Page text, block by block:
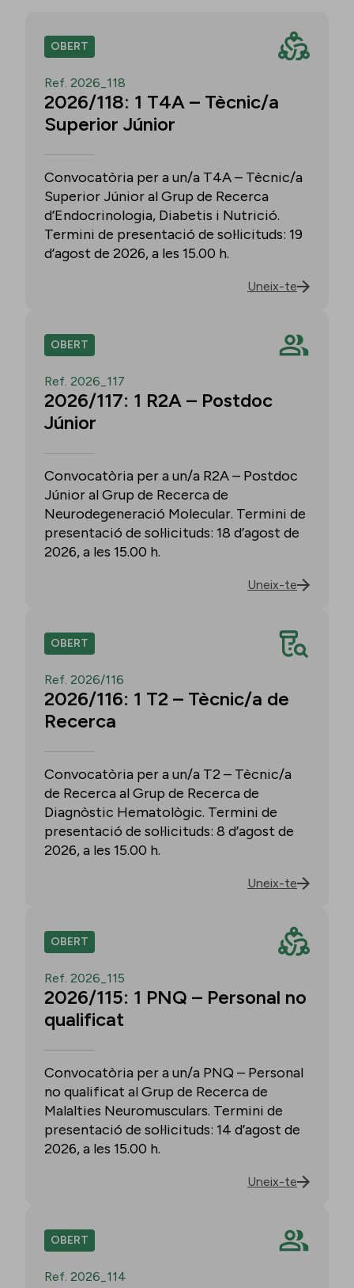
OBERT
Ref. 2026_118
2026/118: 1 T4A – Tècnic/a
Superior Júnior
Convocatòria per a un/a T4A – Tècnic/a
Superior Júnior al Grup de Recerca
d’Endocrinologia, Diabetis i Nutrició.
Termini de presentació de sol·licituds: 19
d’agost de 2026, a les 15.00 h.
Uneix-te
OBERT
Ref. 2026_117
2026/117: 1 R2A – Postdoc
Júnior
Convocatòria per a un/a R2A – Postdoc
Júnior al Grup de Recerca de
Neurodegeneració Molecular. Termini de
presentació de sol·licituds: 18 d’agost de
2026, a les 15.00 h.
Uneix-te
OBERT
Ref. 2026/116
2026/116: 1 T2 – Tècnic/a de
Recerca
Convocatòria per a un/a T2 – Tècnic/a
de Recerca al Grup de Recerca de
Diagnòstic Hematològic. Termini de
presentació de sol·licituds: 8 d’agost de
2026, a les 15.00 h.
Uneix-te
OBERT
Ref. 2026_115
2026/115: 1 PNQ – Personal no
qualificat
Convocatòria per a un/a PNQ – Personal
no qualificat al Grup de Recerca de
Malalties Neuromusculars. Termini de
presentació de sol·licituds: 14 d’agost de
2026, a les 15.00 h.
Uneix-te
OBERT
Ref. 2026_114